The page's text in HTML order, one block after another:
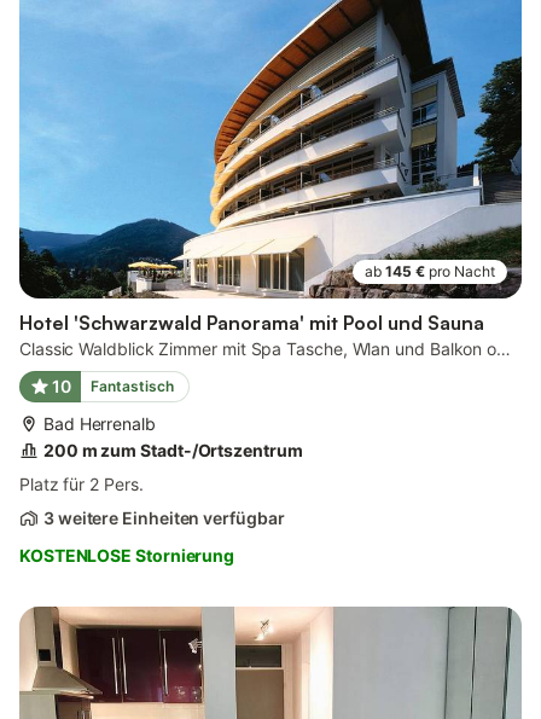
ab 145 € pro Nacht
Hotel 'Schwarzwald Panorama' mit Pool und Sauna
Classic Waldblick Zimmer mit Spa Tasche, Wlan und Balkon oder Sonnenterrasse
10
Fantastisch
Bad Herrenalb
200 m zum Stadt-/Ortszentrum
Platz für 2 Pers.
3 weitere Einheiten verfügbar
KOSTENLOSE Stornierung